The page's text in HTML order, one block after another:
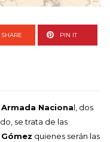
SHARE PIN IT
Armada Nacional, dos
se trata de las
quienes serán las